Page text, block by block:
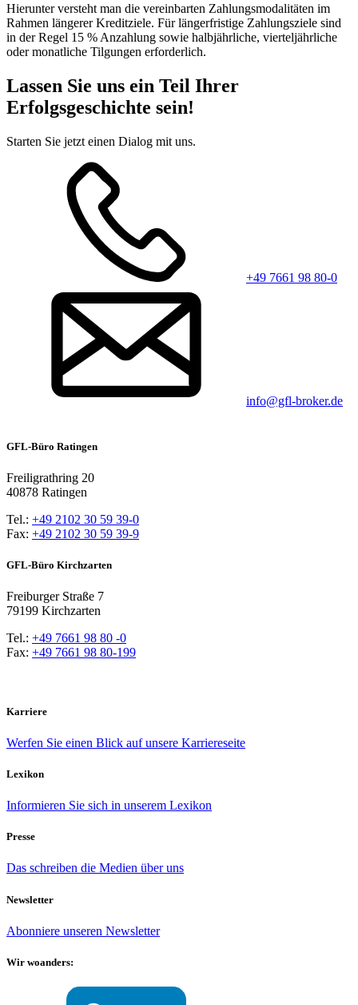
Hierunter versteht man die vereinbarten Zahlungsmodalitäten im
Rahmen längerer Kreditziele. Für längerfristige Zahlungsziele sind
in der Regel 15 % Anzahlung sowie halbjährliche, vierteljährliche
oder monatliche Tilgungen erforderlich.
Lassen Sie uns ein Teil Ihrer
Erfolgsgeschichte sein!
Starten Sie jetzt einen Dialog mit uns.
+49 7661 98 80-0
info@gfl-broker.de
GFL-Büro Ratingen
Freiligrathring 20
40878 Ratingen
Tel.: +49 2102 30 59 39-0
Fax: +49 2102 30 59 39-9
GFL-Büro Kirchzarten
Freiburger Straße 7
79199 Kirchzarten
Tel.: +49 7661 98 80 -0
Fax: +49 7661 98 80-199
Karriere
Werfen Sie einen Blick auf unsere Karriereseite
Lexikon
Informieren Sie sich in unserem Lexikon
Presse
Das schreiben die Medien über uns
Newsletter
Abonniere unseren Newsletter
Wir woanders: